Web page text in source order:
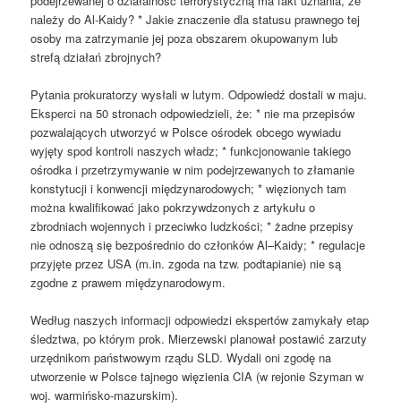
należy do Al-Kaidy? * Jakie znaczenie dla statusu prawnego tej
osoby ma zatrzymanie jej poza obszarem okupowanym lub
strefą działań zbrojnych?
Pytania prokuratorzy wysłali w lutym. Odpowiedź dostali w maju.
Eksperci na 50 stronach odpowiedzieli, że: * nie ma przepisów
pozwalających utworzyć w Polsce ośrodek obcego wywiadu
wyjęty spod kontroli naszych władz; * funkcjonowanie takiego
ośrodka i przetrzymywanie w nim podejrzewanych to złamanie
konstytucji i konwencji międzynarodowych; * więzionych tam
można kwalifikować jako pokrzywdzonych z artykułu o
zbrodniach wojennych i przeciwko ludzkości; * żadne przepisy
nie odnoszą się bezpośrednio do członków Al–Kaidy; * regulacje
przyjęte przez USA (m.in. zgoda na tzw. podtapianie) nie są
zgodne z prawem międzynarodowym.
Według naszych informacji odpowiedzi ekspertów zamykały etap
śledztwa, po którym prok. Mierzewski planował postawić zarzuty
urzędnikom państwowym rządu SLD. Wydali oni zgodę na
utworzenie w Polsce tajnego więzienia CIA (w rejonie Szyman w
woj. warmińsko-mazurskim).